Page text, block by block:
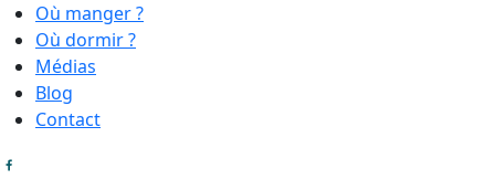
Où manger ?
Où dormir ?
Médias
Blog
Contact